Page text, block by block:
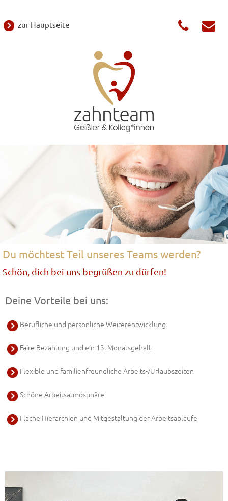
zur Hauptseite
Du möchtest Teil unseres Teams werden?
Schön, dich bei uns begrüßen zu dürfen!
Deine Vorteile bei uns:
Berufliche und persönliche Weiterentwicklung
Faire Bezahlung und ein 13. Monatsgehalt
Flexible und familienfreundliche Arbeits-/Urlaubszeiten
Schöne Arbeitsatmosphäre
Flache Hierarchien und Mitgestaltung der Arbeitsabläufe